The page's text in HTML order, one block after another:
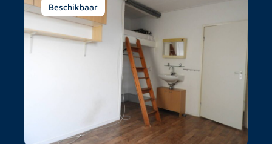
Beschikbaar